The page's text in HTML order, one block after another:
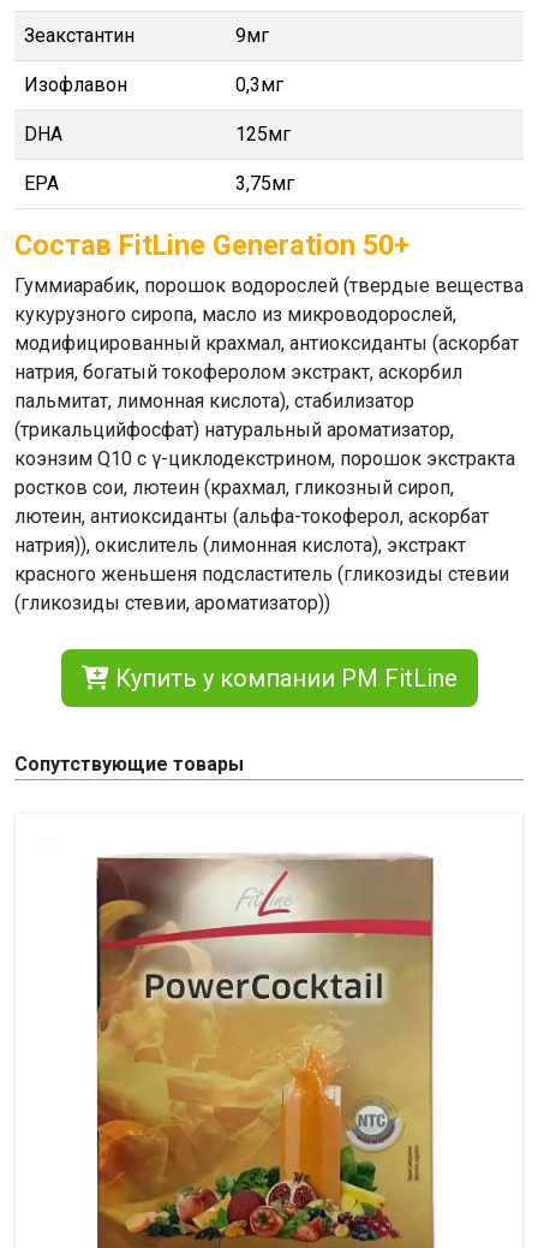
Зеакстантин 9мг
Изофлавон 0,3мг
DHA 125мг
EPA 3,75мг
Состав FitLine Generation 50+
Гуммиарабик, порошок водорослей (твердые вещества
кукурузного сиропа, масло из микроводорослей,
модифицированный крахмал, антиоксиданты (аскорбат
натрия, богатый токоферолом экстракт, аскорбил
пальмитат, лимонная кислота), стабилизатор
(трикальцийфосфат) натуральный ароматизатор,
коэнзим Q10 с γ-циклодекстрином, порошок экстракта
ростков сои, лютеин (крахмал, гликозный сироп,
лютеин, антиоксиданты (альфа-токоферол, аскорбат
натрия)), окислитель (лимонная кислота), экстракт
красного женьшеня подсластитель (гликозиды стевии
(гликозиды стевии, ароматизатор))
Купить у компании PM FitLine
Сопутствующие товары